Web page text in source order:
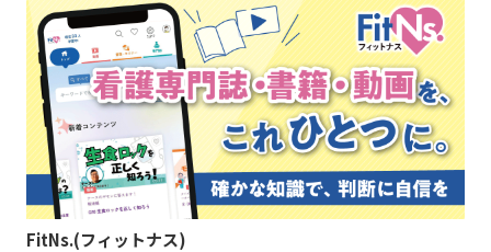
FitNs.(フィットナス)